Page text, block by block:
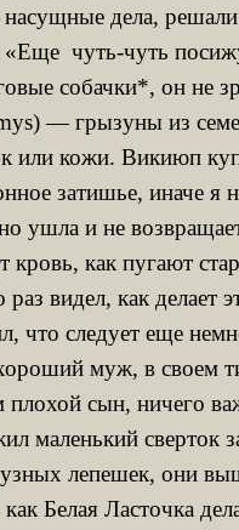
дела,
чуть-чуть
собачки*, он не
— грызуны из
кожи. Викиюп
затишье, иначе
ушла и не
кровь, как пугают
видел, как
что следует еще
муж, в своем
сын, ничего
маленький сверток
лепешек, они
как Белая Ласточка